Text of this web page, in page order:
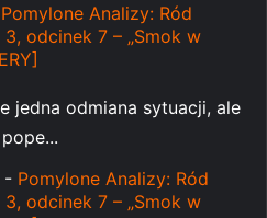
Pomylone Analizy: Ród
odcinek 7 – „Smok w
jedna odmiana sytuacji, ale
- Pomylone Analizy: Ród
odcinek 7 – „Smok w